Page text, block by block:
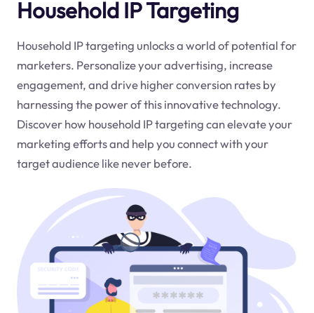
Household IP Targeting
Household IP targeting unlocks a world of potential for
marketers. Personalize your advertising, increase
engagement, and drive higher conversion rates by
harnessing the power of this innovative technology.
Discover how household IP targeting can elevate your
marketing efforts and help you connect with your
target audience like never before.